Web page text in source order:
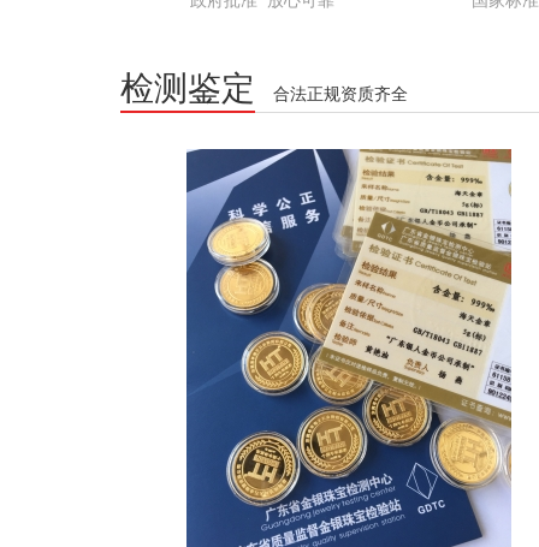
检测鉴定 合法正规资质齐全